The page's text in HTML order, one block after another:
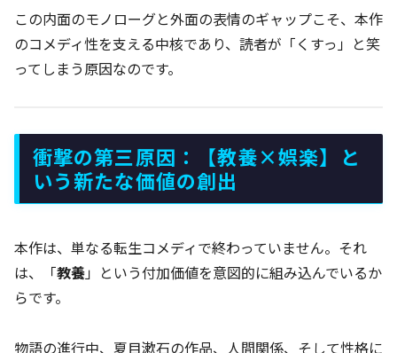
この内面のモノローグと外面の表情のギャップこそ、本作
のコメディ性を支える中核であり、読者が「くすっ」と笑
ってしまう原因なのです。
衝撃の第三原因：【教養×娯楽】と
いう新たな価値の創出
本作は、単なる転生コメディで終わっていません。それ
は、「教養」という付加価値を意図的に組み込んでいるか
らです。
物語の進行中、夏目漱石の作品、人間関係、そして性格に